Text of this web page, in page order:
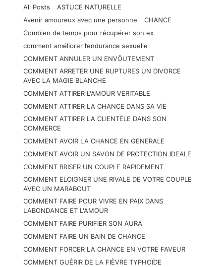
All Posts
ASTUCE NATURELLE
Avenir amoureux avec une personne
CHANCE
Combien de temps pour récupérer son ex
comment améliorer l’endurance sexuelle
COMMENT ANNULER UN ENVÔUTEMENT
COMMENT ARRETER UNE RUPTURES UN DIVORCE
AVEC LA MAGIE BLANCHE
COMMENT ATTIRER L'AMOUR VERITABLE
COMMENT ATTIRER LA CHANCE DANS SA VIE
COMMENT ATTIRER LA CLIENTÈLE DANS SON
COMMERCE
COMMENT AVOIR LA CHANCE EN GENERALE
COMMENT AVOIR UN SAVON DE PROTECTION IDEALE
COMMENT BRISER UN COUPLE RAPIDEMENT
COMMENT ELOIGNER UNE RIVALE DE VOTRE COUPLE
AVEC UN MARABOUT
COMMENT FAIRE POUR VIVRE EN PAIX DANS
L'ABONDANCE ET L'AMOUR
COMMENT FAIRE PURIFIER SON AURA
COMMENT FAIRE UN BAIN DE CHANCE
COMMENT FORCER LA CHANCE EN VOTRE FAVEUR
COMMENT GUÉRIR DE LA FIÈVRE TYPHOÏDE